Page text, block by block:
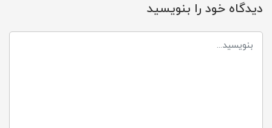
دیدگاه خود را بنویسید